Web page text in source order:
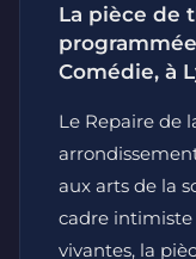
La pièce de
Comédie, à
Le Repaire de
aux arts de la
cadre
vivantes, la